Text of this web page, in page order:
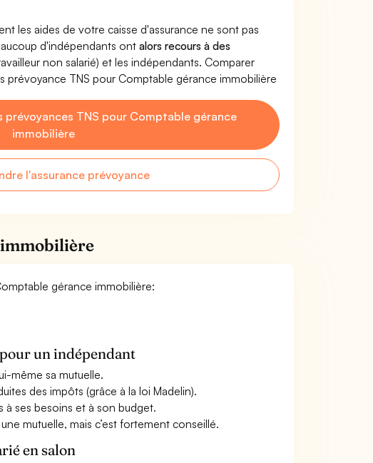
les aides de votre caisse d'assurance ne sont pas
d'indépendants ont alors recours à des
non salarié) et les indépendants. Comparer
prévoyance TNS pour Comptable gérance immobilière
prévoyances TNS pour Comptable gérance
immobilière
l'assurance prévoyance
gérance immobilière:
un indépendant
même sa mutuelle.
des impôts (grâce à la loi Madelin).
à ses besoins et à son budget.
mutuelle, mais c’est fortement conseillé.
en salon